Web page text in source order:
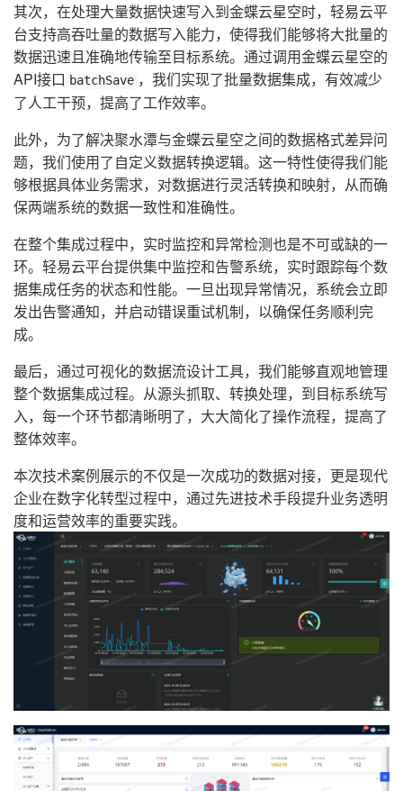
其次，在处理大量数据快速写入到金蝶云星空时，轻易云平
台支持高吞吐量的数据写入能力，使得我们能够将大批量的
数据迅速且准确地传输至目标系统。通过调用金蝶云星空的
API接口 batchSave ，我们实现了批量数据集成，有效减少
了人工干预，提高了工作效率。
此外，为了解决聚水潭与金蝶云星空之间的数据格式差异问
题，我们使用了自定义数据转换逻辑。这一特性使得我们能
够根据具体业务需求，对数据进行灵活转换和映射，从而确
保两端系统的数据一致性和准确性。
在整个集成过程中，实时监控和异常检测也是不可或缺的一
环。轻易云平台提供集中监控和告警系统，实时跟踪每个数
据集成任务的状态和性能。一旦出现异常情况，系统会立即
发出告警通知，并启动错误重试机制，以确保任务顺利完
成。
最后，通过可视化的数据流设计工具，我们能够直观地管理
整个数据集成过程。从源头抓取、转换处理，到目标系统写
入，每一个环节都清晰明了，大大简化了操作流程，提高了
整体效率。
本次技术案例展示的不仅是一次成功的数据对接，更是现代
企业在数字化转型过程中，通过先进技术手段提升业务透明
度和运营效率的重要实践。